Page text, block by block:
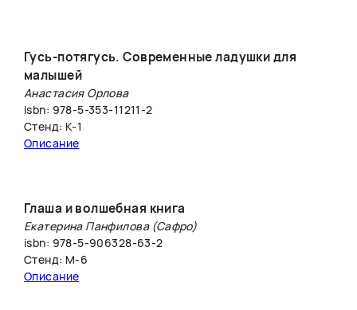
Гусь-потягусь. Современные ладушки для
малышей
Анастасия Орлова
isbn: 978-5-353-11211-2
Стенд: К-1
Описание
Глаша и волшебная книга
Екатерина Панфилова (Сафро)
isbn: 978-5-906328-63-2
Стенд: М-6
Описание